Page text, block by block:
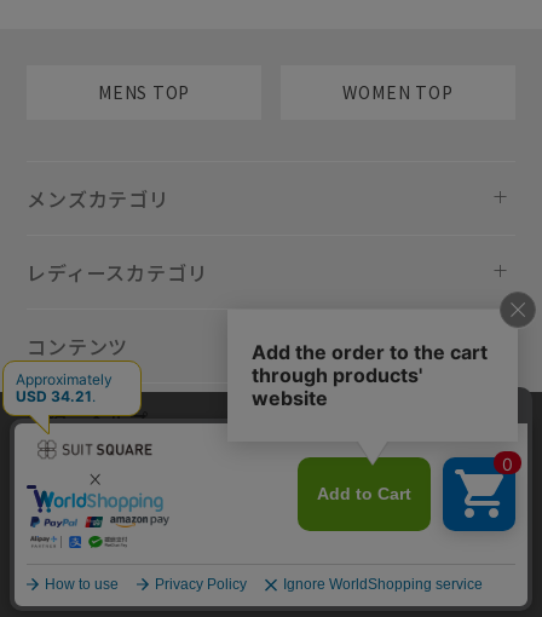
MENS TOP WOMEN TOP
メンズカテゴリ
レディースカテゴリ
コンテンツ
規約・ヘルプ
Copyright © AOYAMA TRADING Co.,Ltd. All Rights Reserved
当サイトでは利用体験の向上およびコンテンツの最適な提供、トラフィ
ックの分析を目的としてCookieを使用しています。サイトの閲覧を継続
された場合、Cookieの利用に同意したものといたします。詳細について
はプライバシーポリシー をご確認ください。
同意して閉じる